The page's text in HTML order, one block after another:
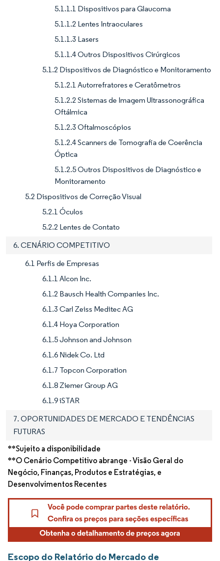
5.1.1.1 Dispositivos para Glaucoma
5.1.1.2 Lentes Intraoculares
5.1.1.3 Lasers
5.1.1.4 Outros Dispositivos Cirúrgicos
5.1.2 Dispositivos de Diagnóstico e Monitoramento
5.1.2.1 Autorrefratores e Ceratômetros
5.1.2.2 Sistemas de Imagem Ultrassonográfica
Oftálmica
5.1.2.3 Oftalmoscópios
5.1.2.4 Scanners de Tomografia de Coerência
Óptica
5.1.2.5 Outros Dispositivos de Diagnóstico e
Monitoramento
5.2 Dispositivos de Correção Visual
5.2.1 Óculos
5.2.2 Lentes de Contato
6. CENÁRIO COMPETITIVO
6.1 Perfis de Empresas
6.1.1 Alcon Inc.
6.1.2 Bausch Health Companies Inc.
6.1.3 Carl Zeiss Meditec AG
6.1.4 Hoya Corporation
6.1.5 Johnson and Johnson
6.1.6 Nidek Co. Ltd
6.1.7 Topcon Corporation
6.1.8 Ziemer Group AG
6.1.9 iSTAR
7. OPORTUNIDADES DE MERCADO E TENDÊNCIAS
FUTURAS
**Sujeito a disponibilidade
**O Cenário Competitivo abrange - Visão Geral do
Negócio, Finanças, Produtos e Estratégias, e
Desenvolvimentos Recentes
Escopo do Relatório do Mercado de